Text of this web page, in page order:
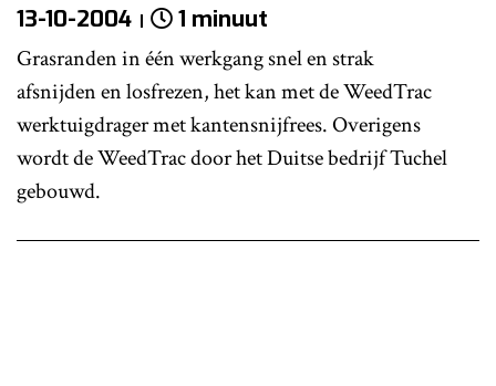
13-10-2004 1 minuut
Grasranden in één werkgang snel en strak
afsnijden en losfrezen, het kan met de WeedTrac
werktuigdrager met kantensnijfrees. Overigens
wordt de WeedTrac door het Duitse bedrijf Tuchel
gebouwd.